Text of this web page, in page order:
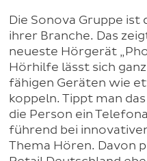
Die Sonova Gruppe
ihrer Branche. Das
neueste Hörgerät
Hörhilfe lässt sich
fähigen Geräten wie
koppeln. Tippt man
die Person ein
führend bei
Thema Hören. Davon